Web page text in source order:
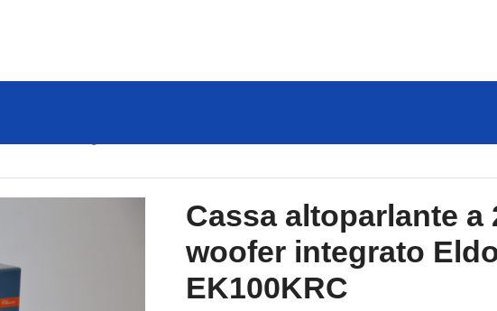
Cassa altoparlante a
woofer integrato
EK100KRC